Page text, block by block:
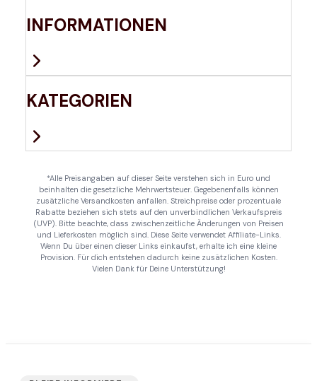
INFORMATIONEN
KATEGORIEN
*Alle Preisangaben auf dieser Seite verstehen sich in Euro und
beinhalten die gesetzliche Mehrwertsteuer. Gegebenenfalls können
zusätzliche Versandkosten anfallen. Streichpreise oder prozentuale
Rabatte beziehen sich stets auf den unverbindlichen Verkaufspreis
(UVP). Bitte beachte, dass zwischenzeitliche Änderungen von Preisen
und Lieferkosten möglich sind. Diese Seite verwendet Affiliate-Links.
Wenn Du über einen dieser Links einkaufst, erhalte ich eine kleine
Provision. Für dich entstehen dadurch keine zusätzlichen Kosten.
Vielen Dank für Deine Unterstützung!